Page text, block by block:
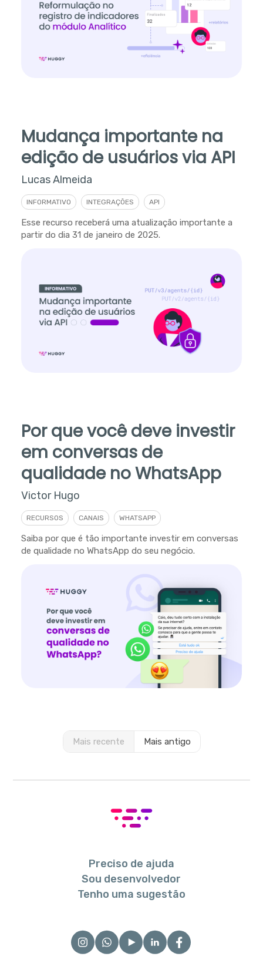
Mudança importante na
edição de usuários via API
Lucas Almeida
INFORMATIVO INTEGRAÇÕES API
Esse recurso receberá uma atualização importante a
partir do dia 31 de janeiro de 2025.
Por que você deve investir
em conversas de
qualidade no WhatsApp
Victor Hugo
RECURSOS CANAIS WHATSAPP
Saiba por que é tão importante investir em conversas
de qualidade no WhatsApp do seu negócio.
Mais recente Mais antigo
Preciso de ajuda
Sou desenvolvedor
Tenho uma sugestão